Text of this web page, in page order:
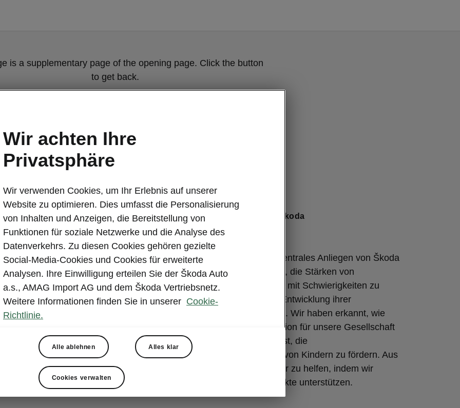
is a supplementary page of the opening page. Click the button
to get back.
Soziale Verantwortung bei Škoda
Hilfe für Kinder
Die Hilfe für Kinder ist ein zentrales Anliegen von Škoda
Auto. Das Ziel besteht darin, die Stärken von
benachteiligten Kindern, die mit Schwierigkeiten zu
kämpfen haben, sowie die Entwicklung ihrer
Sozialkompetenz zu fördern. Wir haben erkannt, wie
wichtig die nächste Generation für unsere Gesellschaft
ist und dass es wesentlich ist, die
Persönlichkeitsentwicklung von Kindern zu fördern. Aus
diesem Grund versuchen wir zu helfen, indem wir
grossartige Ideen und Projekte unterstützen.
Wir achten Ihre
Privatsphäre
Wir verwenden Cookies, um Ihr Erlebnis auf unserer
Website zu optimieren. Dies umfasst die Personalisierung
von Inhalten und Anzeigen, die Bereitstellung von
Funktionen für soziale Netzwerke und die Analyse des
Datenverkehrs. Zu diesen Cookies gehören gezielte
Social-Media-Cookies und Cookies für erweiterte
Analysen. Ihre Einwilligung erteilen Sie der Škoda Auto
a.s., AMAG Import AG und dem Škoda Vertriebsnetz.
Weitere Informationen finden Sie in unserer Cookie-
Richtlinie.
Alle ablehnen Alles klar
Cookies verwalten